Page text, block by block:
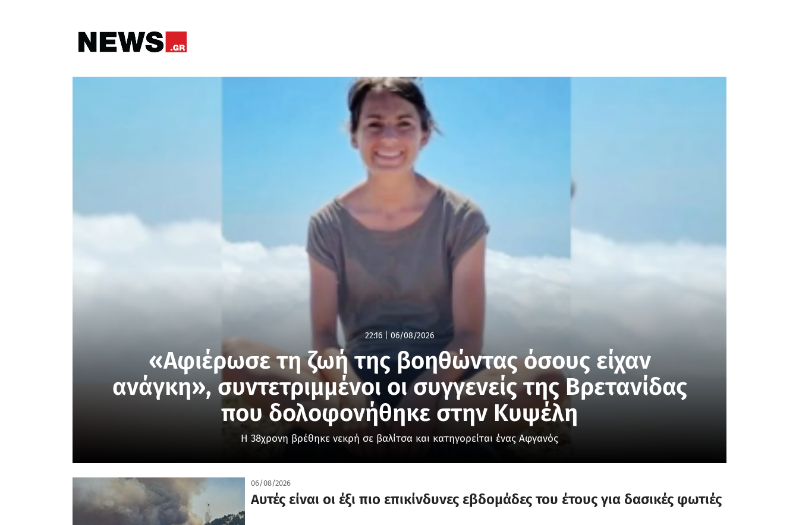
22:16 06/08/2026
«Αφιέρωσε τη ζωή της βοηθώντας όσους είχαν
ανάγκη», συντετριμμένοι οι συγγενείς της Βρετανίδας
που δολοφονήθηκε στην Κυψέλη
Η 38χρονη βρέθηκε νεκρή σε βαλίτσα και κατηγορείται ένας Αφγανός
06/08/2026
Αυτές είναι οι έξι πιο επικίνδυνες εβδομάδες του έτους για δασικές φωτιές